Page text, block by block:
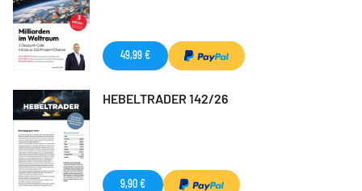
49,99 €
HEBELTRADER 142/26
9,90 €